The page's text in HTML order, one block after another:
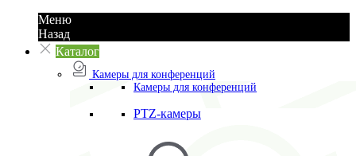
Меню
Назад
Каталог
Камеры для конференций
Камеры для конференций
PTZ-камеры